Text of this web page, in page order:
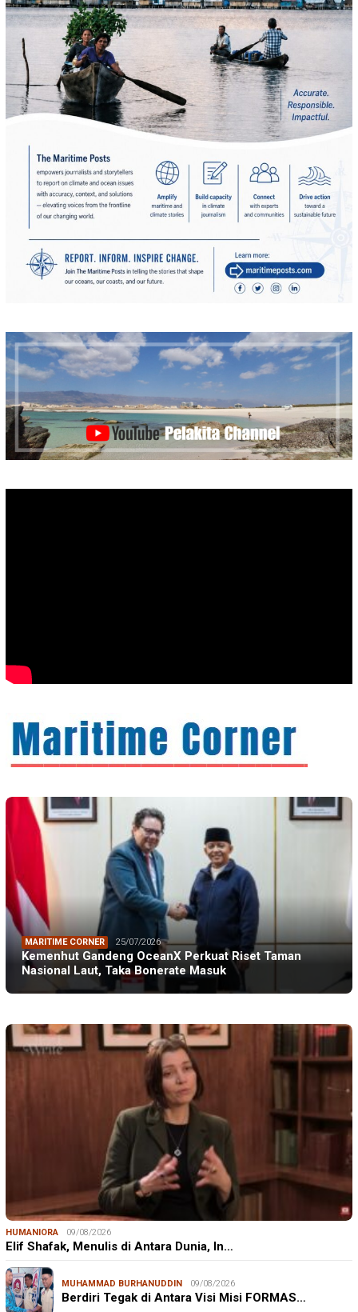
MARITIME CORNER 25/07/2026
Kemenhut Gandeng OceanX Perkuat Riset Taman
Nasional Laut, Taka Bonerate Masuk
HUMANIORA 09/08/2026
Elif Shafak, Menulis di Antara Dunia, In…
MUHAMMAD BURHANUDDIN 09/08/2026
Berdiri Tegak di Antara Visi Misi FORMAS…